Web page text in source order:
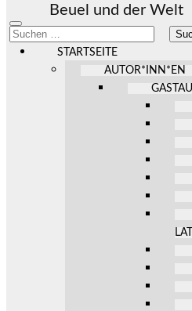
Beuel und der Welt
Mobile-
Menü
ein-/ausblenden
Suchen
nach:
STARTSEITE
AUTOR*INN*EN